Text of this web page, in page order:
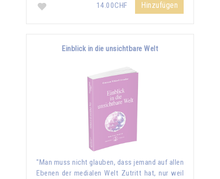
14.00CHF
Hinzufügen
Einblick in die unsichtbare Welt
"Man muss nicht glauben, dass jemand auf allen
Ebenen der medialen Welt Zutritt hat, nur weil